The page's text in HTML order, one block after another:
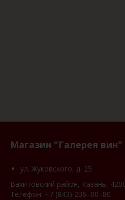
Магазин "Галерея вин"
ул. Жуковского, д. 25
Вахитовский район, Казань,
Телефон: +7 (843) 236‒00‒80